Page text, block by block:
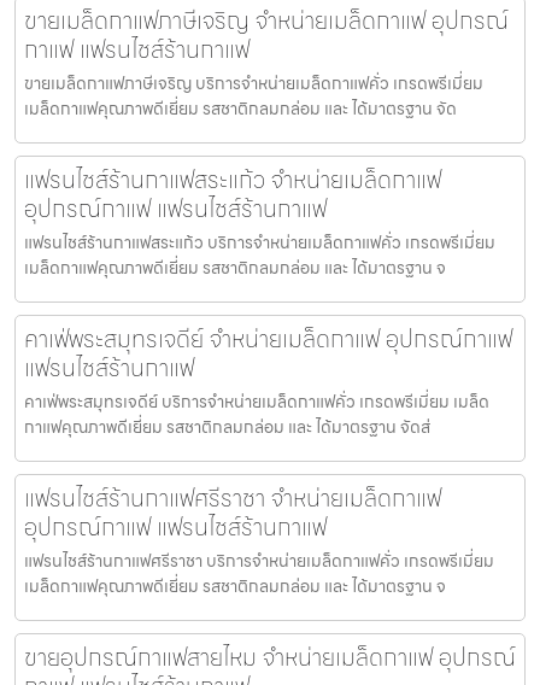
ขายเมล็ดกาแฟภาษีเจริญ จำหน่ายเมล็ดกาแฟ อุปกรณ์
กาแฟ แฟรนไชส์ร้านกาแฟ
ขายเมล็ดกาแฟภาษีเจริญ บริการจำหน่ายเมล็ดกาแฟคั่ว เกรดพรีเมี่ยม
เมล็ดกาแฟคุณภาพดีเยี่ยม รสชาติกลมกล่อม และ ได้มาตรฐาน จัด
แฟรนไชส์ร้านกาแฟสระแก้ว จำหน่ายเมล็ดกาแฟ
อุปกรณ์กาแฟ แฟรนไชส์ร้านกาแฟ
แฟรนไชส์ร้านกาแฟสระแก้ว บริการจำหน่ายเมล็ดกาแฟคั่ว เกรดพรีเมี่ยม
เมล็ดกาแฟคุณภาพดีเยี่ยม รสชาติกลมกล่อม และ ได้มาตรฐาน จ
คาเฟ่พระสมุทรเจดีย์ จำหน่ายเมล็ดกาแฟ อุปกรณ์กาแฟ
แฟรนไชส์ร้านกาแฟ
คาเฟ่พระสมุทรเจดีย์ บริการจำหน่ายเมล็ดกาแฟคั่ว เกรดพรีเมี่ยม เมล็ด
กาแฟคุณภาพดีเยี่ยม รสชาติกลมกล่อม และ ได้มาตรฐาน จัดส่
แฟรนไชส์ร้านกาแฟศรีราชา จำหน่ายเมล็ดกาแฟ
อุปกรณ์กาแฟ แฟรนไชส์ร้านกาแฟ
แฟรนไชส์ร้านกาแฟศรีราชา บริการจำหน่ายเมล็ดกาแฟคั่ว เกรดพรีเมี่ยม
เมล็ดกาแฟคุณภาพดีเยี่ยม รสชาติกลมกล่อม และ ได้มาตรฐาน จ
ขายอุปกรณ์กาแฟสายไหม จำหน่ายเมล็ดกาแฟ อุปกรณ์